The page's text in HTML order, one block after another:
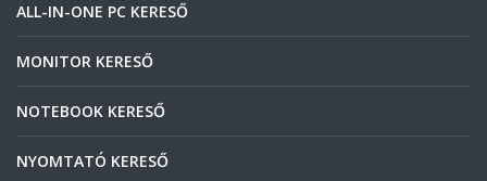
ALL-IN-ONE PC KERESŐ
MONITOR KERESŐ
NOTEBOOK KERESŐ
NYOMTATÓ KERESŐ